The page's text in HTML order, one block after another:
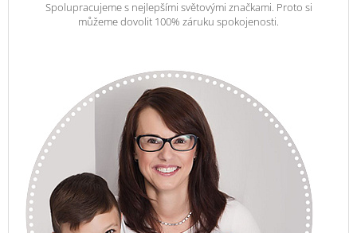
Spolupracujeme s nejlepšími světovými značkami. Proto si
můžeme dovolit 100% záruku spokojenosti.